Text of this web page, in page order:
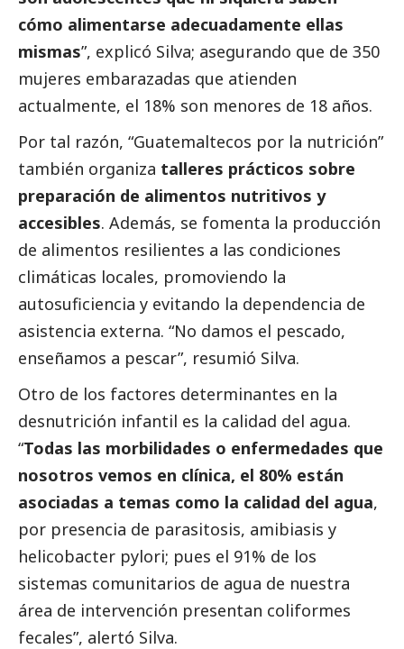
cómo alimentarse adecuadamente ellas
mismas”, explicó Silva; asegurando que de 350
mujeres embarazadas que atienden
actualmente, el 18% son menores de 18 años.
Por tal razón, “Guatemaltecos por la nutrición”
también organiza talleres prácticos sobre
preparación de alimentos nutritivos y
accesibles. Además, se fomenta la producción
de alimentos resilientes a las condiciones
climáticas locales, promoviendo la
autosuficiencia y evitando la dependencia de
asistencia externa. “No damos el pescado,
enseñamos a pescar”, resumió Silva.
Otro de los factores determinantes en la
desnutrición infantil es la calidad del agua.
“Todas las morbilidades o enfermedades que
nosotros vemos en clínica, el 80% están
asociadas a temas como la calidad del agua,
por presencia de parasitosis, amibiasis y
helicobacter pylori; pues el 91% de los
sistemas comunitarios de agua de nuestra
área de intervención presentan coliformes
fecales”, alertó Silva.